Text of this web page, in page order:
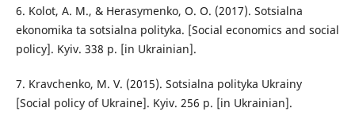
6. Kolot, A. M., & Herasymenko, O. O. (2017). Sotsialna
ekonomika ta sotsialna polityka. [Social economics and social
policy]. Kyiv. 338 p. [in Ukrainian].
7. Kravchenko, M. V. (2015). Sotsialna polityka Ukrainy
[Social policy of Ukraine]. Kyiv. 256 p. [in Ukrainian].